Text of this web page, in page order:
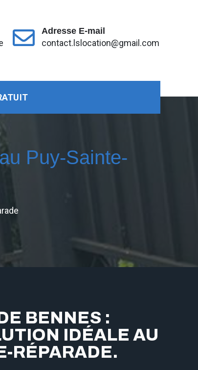
Adresse E-mail
contact.lslocation@gmail.com
Puy-Sainte-
BENNES :
IDÉALE AU
RÉPARADE.